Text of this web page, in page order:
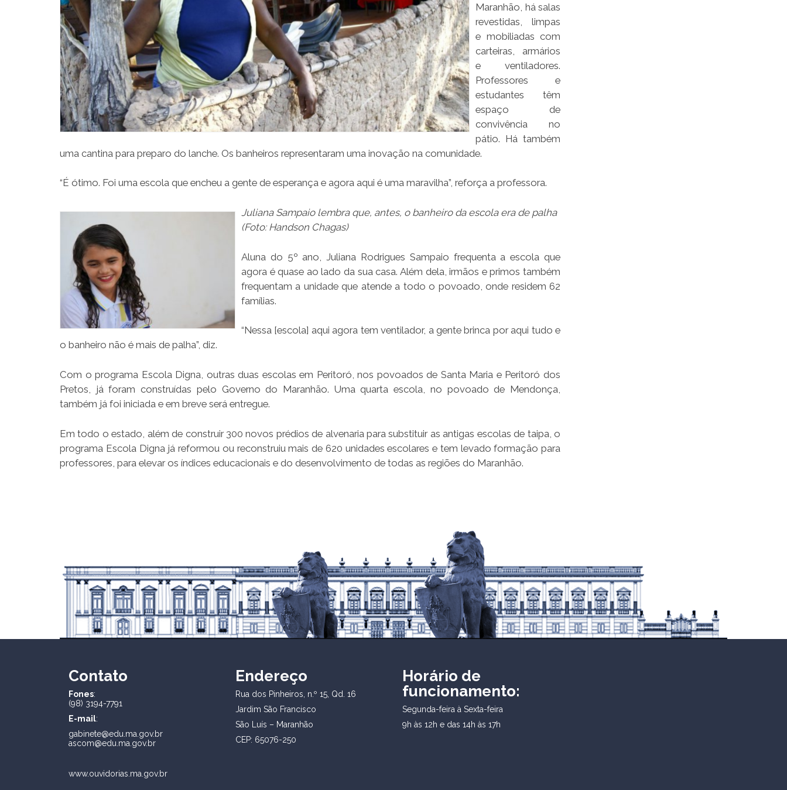
Maranhão, há salas
revestidas, limpas
e mobiliadas com
carteiras, armários
e ventiladores.
Professores e
estudantes têm
espaço de
convivência no
pátio. Há também
uma cantina para preparo do lanche. Os banheiros representaram uma inovação na comunidade.
“É ótimo. Foi uma escola que encheu a gente de esperança e agora aqui é uma maravilha”, reforça a professora.
Juliana Sampaio lembra que, antes, o banheiro da escola era de palha
(Foto: Handson Chagas)
Aluna do 5º ano, Juliana Rodrigues Sampaio frequenta a escola que
agora é quase ao lado da sua casa. Além dela, irmãos e primos também
frequentam a unidade que atende a todo o povoado, onde residem 62
famílias.
“Nessa [escola] aqui agora tem ventilador, a gente brinca por aqui tudo e
o banheiro não é mais de palha”, diz.
Com o programa Escola Digna, outras duas escolas em Peritoró, nos povoados de Santa Maria e Peritoró dos
Pretos, já foram construídas pelo Governo do Maranhão. Uma quarta escola, no povoado de Mendonça,
também já foi iniciada e em breve será entregue.
Em todo o estado, além de construir 300 novos prédios de alvenaria para substituir as antigas escolas de taipa, o
programa Escola Digna já reformou ou reconstruiu mais de 620 unidades escolares e tem levado formação para
professores, para elevar os índices educacionais e do desenvolvimento de todas as regiões do Maranhão.
Contato
Fones:
(98) 3194-7791
E-mail:
gabinete@edu.ma.gov.br
ascom@edu.ma.gov.br
www.ouvidorias.ma.gov.br
Endereço
Rua dos Pinheiros, n.º 15, Qd. 16
Jardim São Francisco
São Luís – Maranhão
CEP: 65076-250
Horário de
funcionamento:
Segunda-feira à Sexta-feira
9h às 12h e das 14h às 17h